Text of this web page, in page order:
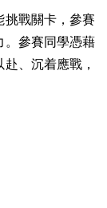
戰關卡，參賽
。參賽同學憑藉
、沉着應戰，